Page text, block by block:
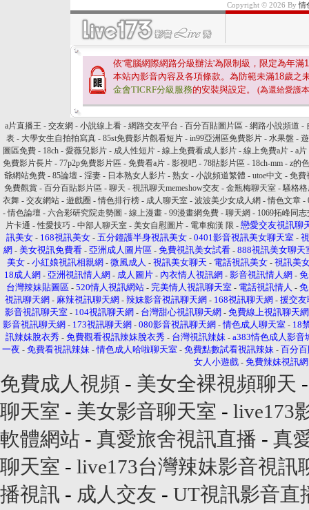
Copyright © 2026 By情
依'電腦網際網路分級辦法'為限制級，限定為年滿
本站內影音內容及各項條款。為防範未滿18歲之
金會TICRF分級服務的安裝與設定。 (為還給愛護
a片直播王 - 交友網 - 小說線上看 - 網路交友平台 - 百分百貼圖片區 - 網路小說頻道 -
表- 大學女生自拍拍寫真- 85st免費影片觀看短片- in99亞洲區免費影片- 水果盤-
圖區免費- 18ch- 愛薇兒影片- 成人性短片- 線上免費看成人影片- 線上免費a片- a片
免費影片長片 - 77p2p免費影片區 - 免費看a片 - 影視吧 - 78貼影片區 - 18ch-mm - z的
爺網站免費- 85論壇- 淫妻- 日本熟女人影片- 熟女- 小說頻道繁體 - utoe中文 - 免費
免費觀賞 - 百分百貼影片區 - 聊天 - 視訊聊天memeshow交友 - 金瓶梅聊天室 - 騷格
衣舞- 交友網站- 遊戲圈 -情色排行榜- 成人聊天室- 波波美少女成人網 -情色文章-
-情色論壇- 六合彩研究院走勢圖 - 線上漫畫- 99漫畫網免費- 聊天網 - 1069拓峰同志
片卡通 -性愛技巧- 中部人聊天室- 美女自慰圖片- 電車痴漢 限 - 戀愛交友視訊聊
訊美女- 168視訊美女- 五分鐘護半身視訊美女- 0401影音視訊美女聊天室 -
網 - 美女視訊免費看- 亞洲成人圖片區 - 免費視訊美女試看- 888視訊美女聊天
美女 - 小紅娘視訊相親網 - 微風成人 - 視訊美女聊天 - 電話視訊美女 - 視訊美
18成人網 - 亞洲視訊情人網 - 成人圖片 - 內衣情人視訊網 - 影音視訊情人網 -
台灣辣妹貼圖區 - 520情人視訊網站- 完美情人視訊聊天室 - 電話視訊情人 -
視訊聊天網 - 麻辣視訊聊天網 - 辣妹影音視訊聊天網 - 168視訊聊天網 - 援交友
影音視訊聊天室 - 104視訊聊天網 - 台灣甜心視訊聊天網 - 免費線上視訊聊天網
影音視訊聊天網 - 173視訊聊天網 - 080影音視訊聊天網 -情色成人聊天室 - 18
訊辣妹脫衣秀 - 免費觀看視訊辣妹脫衣秀 - 台灣視訊辣妹- a383情色成人影音
一夜 - 免費看視訊辣妹 -情色成人哈啦聊天室 - 免費點數試看視訊辣妹 - 百分
女人小遊戲- 免費辣妹視訊網
免費成人視頻 - 美女全裸視頻聊天
聊天室 - 美女影音聊天室 - live173
軟體網站 - 真愛旅舍視訊直播 - 真
聊天室 - live173台灣辣妹影音視訊
播視訊 - 成人交友 - UT視訊影音直